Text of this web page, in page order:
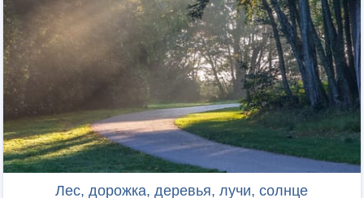
Лес, дорожка, деревья, лучи, солнце